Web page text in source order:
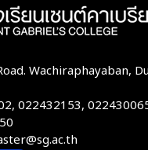
Wachiraphayaban,
022432153,